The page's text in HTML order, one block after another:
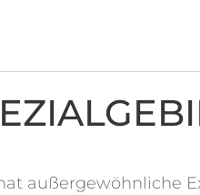
außergewöhnliche